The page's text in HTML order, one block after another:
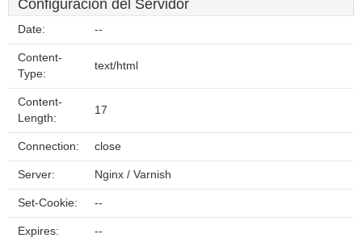
Configuración del Servidor
Date: --
Content-
Type:
text/html
Content-
Length:
17
Connection: close
Server: Nginx / Varnish
Set-Cookie: --
Expires: --